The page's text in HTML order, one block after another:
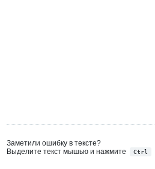
Заметили ошибку в тексте?
Выделите текст мышью и нажмите
Ctrl